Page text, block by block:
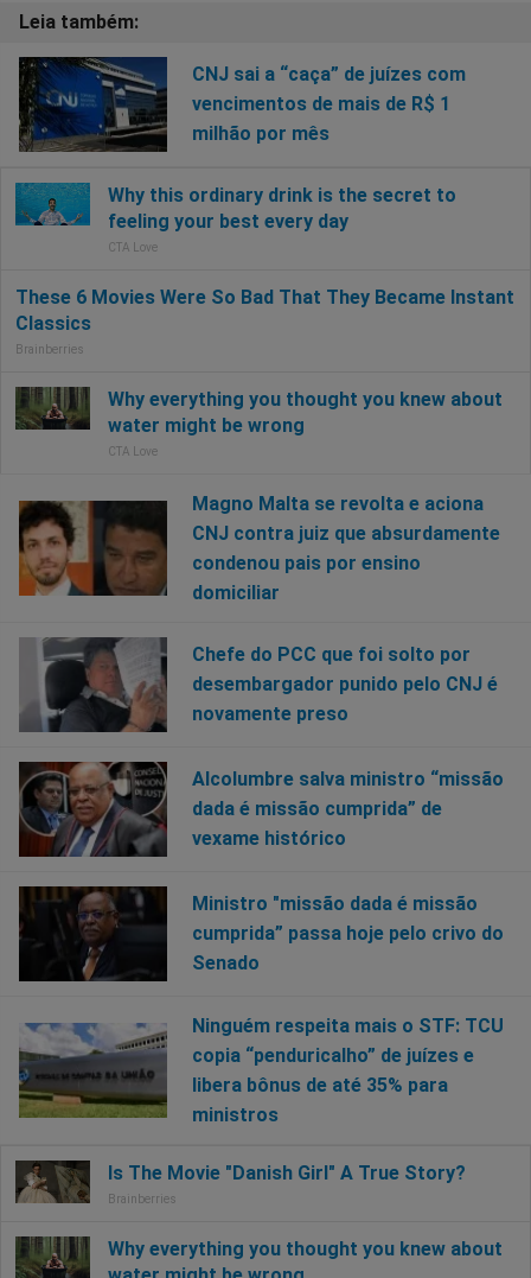
CNJ sai a “caça” de juízes com
vencimentos de mais de R$ 1
milhão por mês
Magno Malta se revolta e aciona
CNJ contra juiz que absurdamente
condenou pais por ensino
domiciliar
Chefe do PCC que foi solto por
desembargador punido pelo CNJ é
novamente preso
Alcolumbre salva ministro “missão
dada é missão cumprida” de
vexame histórico
Ministro "missão dada é missão
cumprida” passa hoje pelo crivo do
Senado
Ninguém respeita mais o STF: TCU
copia “penduricalho” de juízes e
libera bônus de até 35% para
ministros